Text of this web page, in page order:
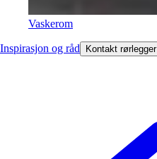
Vaskerom
Inspirasjon og råd Kontakt rørlegger